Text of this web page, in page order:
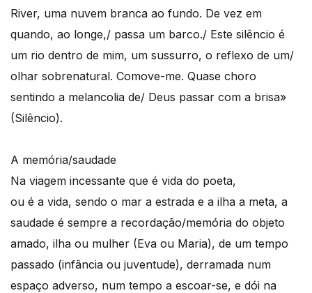
River, uma nuvem branca ao fundo. De vez em
quando, ao longe,/ passa um barco./ Este silêncio é
um rio dentro de mim, um sussurro, o reflexo de um/
olhar sobrenatural. Comove-me. Quase choro
sentindo a melancolia de/ Deus passar com a brisa»
(Silêncio).
A memória/saudade
Na viagem incessante que é vida do poeta,
ou é a vida, sendo o mar a estrada e a ilha a meta, a
saudade é sempre a recordação/memória do objeto
amado, ilha ou mulher (Eva ou Maria), de um tempo
passado (infância ou juventude), derramada num
espaço adverso, num tempo a escoar-se, e dói na